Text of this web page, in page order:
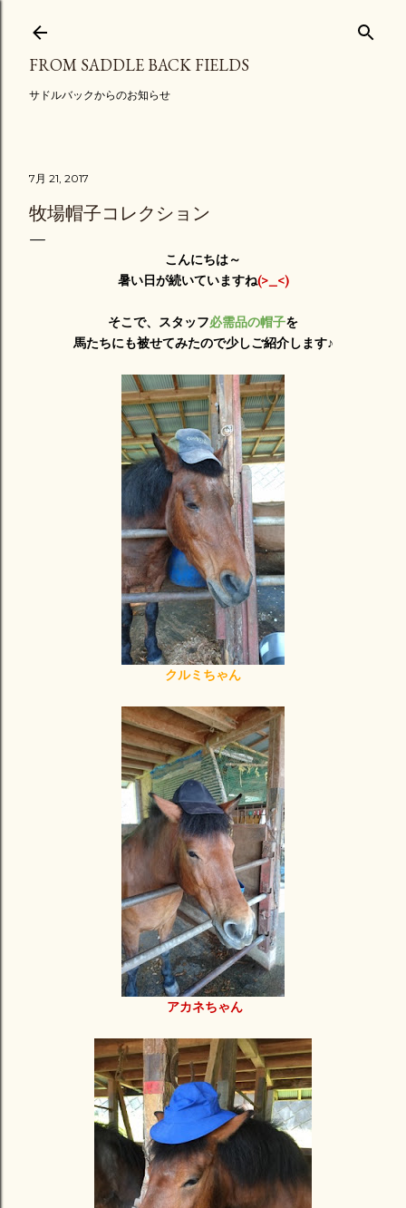
スキップしてメイン コンテンツに移動
FROM SADDLE BACK FIELDS
サドルバックからのお知らせ
7月 21, 2017
牧場帽子コレクション
こんにちは～
暑い日が続いていますね(>_<)
そこで、スタッフ必需品の帽子を
馬たちにも被せてみたので少しご紹介します♪
クルミちゃん
アカネちゃん